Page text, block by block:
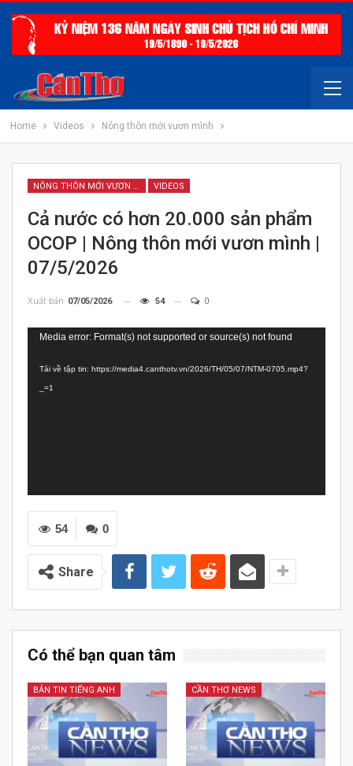
Home Videos Nông thôn mới vươn mình
NÔNG THÔN MỚI VƯƠN MÌNH VIDEOS
Cả nước có hơn 20.000 sản phẩm
OCOP | Nông thôn mới vươn mình |
07/5/2026
Xuất bản 07/05/2026 54 0
Trình
Video
Media error: Format(s) not supported or source(s) not found
Tải về tập tin: https://media4.canthotv.vn/2026/TH/05/07/NTM-0705.mp4?
_=1
0
54
Share
Có thể bạn quan tâm
BẢN TIN TIẾNG ANH CẦN THƠ NEWS